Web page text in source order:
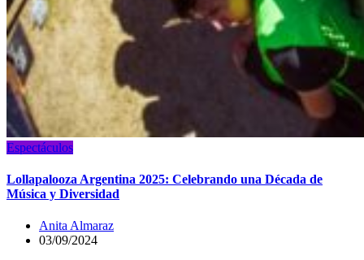
Espectáculos
Lollapalooza Argentina 2025: Celebrando una Década de
Música y Diversidad
Anita Almaraz
03/09/2024